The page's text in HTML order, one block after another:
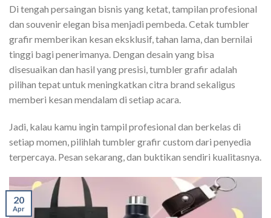
Di tengah persaingan bisnis yang ketat, tampilan profesional
dan souvenir elegan bisa menjadi pembeda. Cetak tumbler
grafir memberikan kesan eksklusif, tahan lama, dan bernilai
tinggi bagi penerimanya. Dengan desain yang bisa
disesuaikan dan hasil yang presisi, tumbler grafir adalah
pilihan tepat untuk meningkatkan citra brand sekaligus
memberi kesan mendalam di setiap acara.
Jadi, kalau kamu ingin tampil profesional dan berkelas di
setiap momen, pilihlah tumbler grafir custom dari penyedia
terpercaya. Pesan sekarang, dan buktikan sendiri kualitasnya.
20
Apr